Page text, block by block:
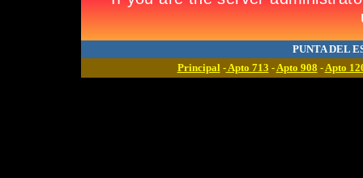
PUNTA DEL
Principal-Apto 713 -Apto 908 -Apto